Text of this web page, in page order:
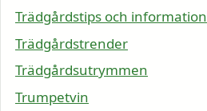
Trädgårdstips och information
Trädgårdstrender
Trädgårdsutrymmen
Trumpetvin